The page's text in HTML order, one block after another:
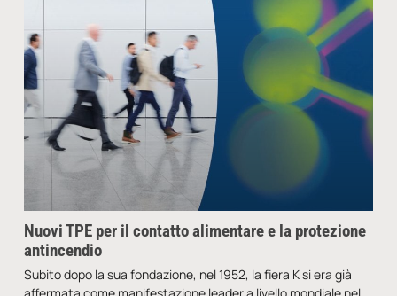
Nuovi TPE per il contatto alimentare e la protezione
antincendio
Subito dopo la sua fondazione, nel 1952, la fiera K si era già
affermata come manifestazione leader a livello mondiale nel